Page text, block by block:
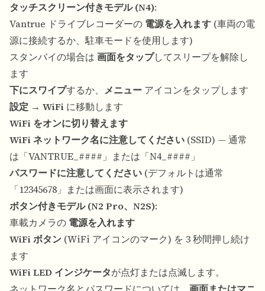
タッチスクリーン付きモデル (N4):
Vantrue ドライブレコーダーの 電源を入れます (車両の電
源に接続するか、駐車モードを使用します)
スタンバイの場合は 画面をタップしてスリープを解除し
ます
下にスワイプするか、 メニュー アイコンをタップします
設定 → WiFi に移動します
WiFi をオンに切り替えます
WiFi ネットワーク名に注意してください (SSID) — 通常
は「VANTRUE_####」または「N4_####」
パスワードに注意してください (デフォルトは通常
「12345678」または画面に表示されます)
ボタン付きモデル (N2 Pro、N2S):
車載カメラの 電源を入れます
WiFi ボタン (WiFi アイコンのマーク) を 3 秒間押し続け
ます
WiFi LED インジケータが点灯または点滅します。